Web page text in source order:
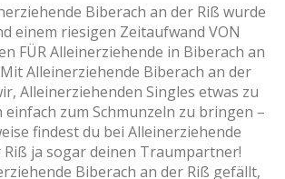
Biberach an der Riß wurde
einem riesigen Zeitaufwand VON
FÜR Alleinerziehende in Biberach an
Alleinerziehende Biberach an der
Alleinerziehenden Singles etwas zu
einfach zum Schmunzeln zu bringen –
findest du bei Alleinerziehende
Riß ja sogar deinen Traumpartner!
Biberach an der Riß gefällt,